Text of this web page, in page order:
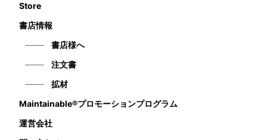
Store
書店情報
書店様へ
注文書
拡材
Maintainable®プロモーションプログラム
運営会社